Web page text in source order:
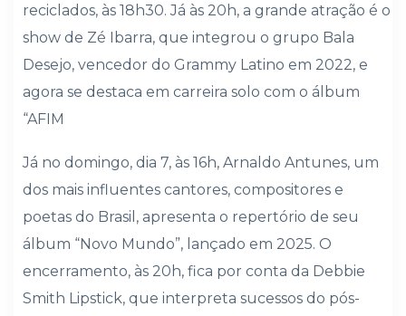
reciclados, às 18h30. Já às 20h, a grande atração é o
show de Zé Ibarra, que integrou o grupo Bala
Desejo, vencedor do Grammy Latino em 2022, e
agora se destaca em carreira solo com o álbum
“AFIM
Já no domingo, dia 7, às 16h, Arnaldo Antunes, um
dos mais influentes cantores, compositores e
poetas do Brasil, apresenta o repertório de seu
álbum “Novo Mundo”, lançado em 2025. O
encerramento, às 20h, fica por conta da Debbie
Smith Lipstick, que interpreta sucessos do pós-